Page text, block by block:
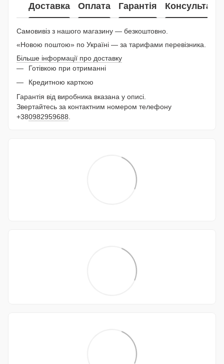
Доставка Оплата Гарантія Консультація
Самовивіз з нашого магазину — безкоштовно.
«Новою поштою» по Україні — за тарифами перевізника.
Більше інформації про доставку
Готівкою при отриманні
Кредитною карткою
Гарантія від виробника вказана у описі.
Звертайтесь за контактним номером телефону
+380982959688